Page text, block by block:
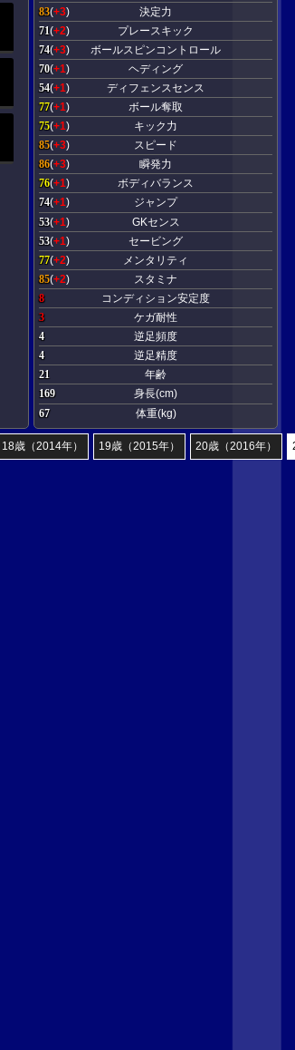
83(+3)
決定力
71(+2)
プレースキック
74(+3)
ボールスピンコントロール
70(+1)
ヘディング
54(+1)
ディフェンスセンス
77(+1)
ボール奪取
75(+1)
キック力
85(+3)
スピード
86(+3)
瞬発力
76(+1)
ボディバランス
74(+1)
ジャンプ
53(+1)
GKセンス
53(+1)
セービング
77(+2)
メンタリティ
85(+2)
スタミナ
8
コンディション安定度
3
ケガ耐性
4
逆足頻度
4
逆足精度
21
年齢
169
身長(cm)
67
体重(kg)
18歳（2014年） 19歳（2015年） 20歳（2016年）